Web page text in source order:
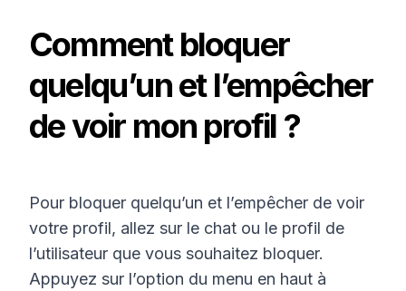
Comment bloquer
quelqu’un et l’empêcher
de voir mon profil ?
Pour bloquer quelqu’un et l’empêcher de voir
votre profil, allez sur le chat ou le profil de
l’utilisateur que vous souhaitez bloquer.
Appuyez sur l’option du menu en haut à